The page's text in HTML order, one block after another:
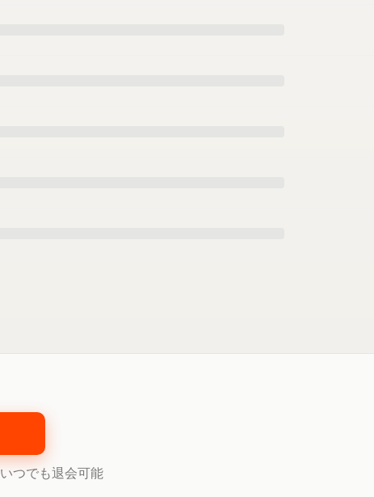
いつでも退会可能